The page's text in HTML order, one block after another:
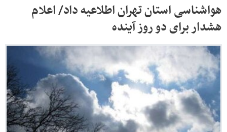
هواشناسی استان تهران اطلاعیه داد/ اعلام
هشدار برای دو روز آینده